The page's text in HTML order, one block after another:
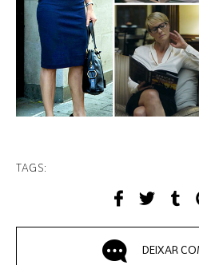
TAGS:
DEIXAR